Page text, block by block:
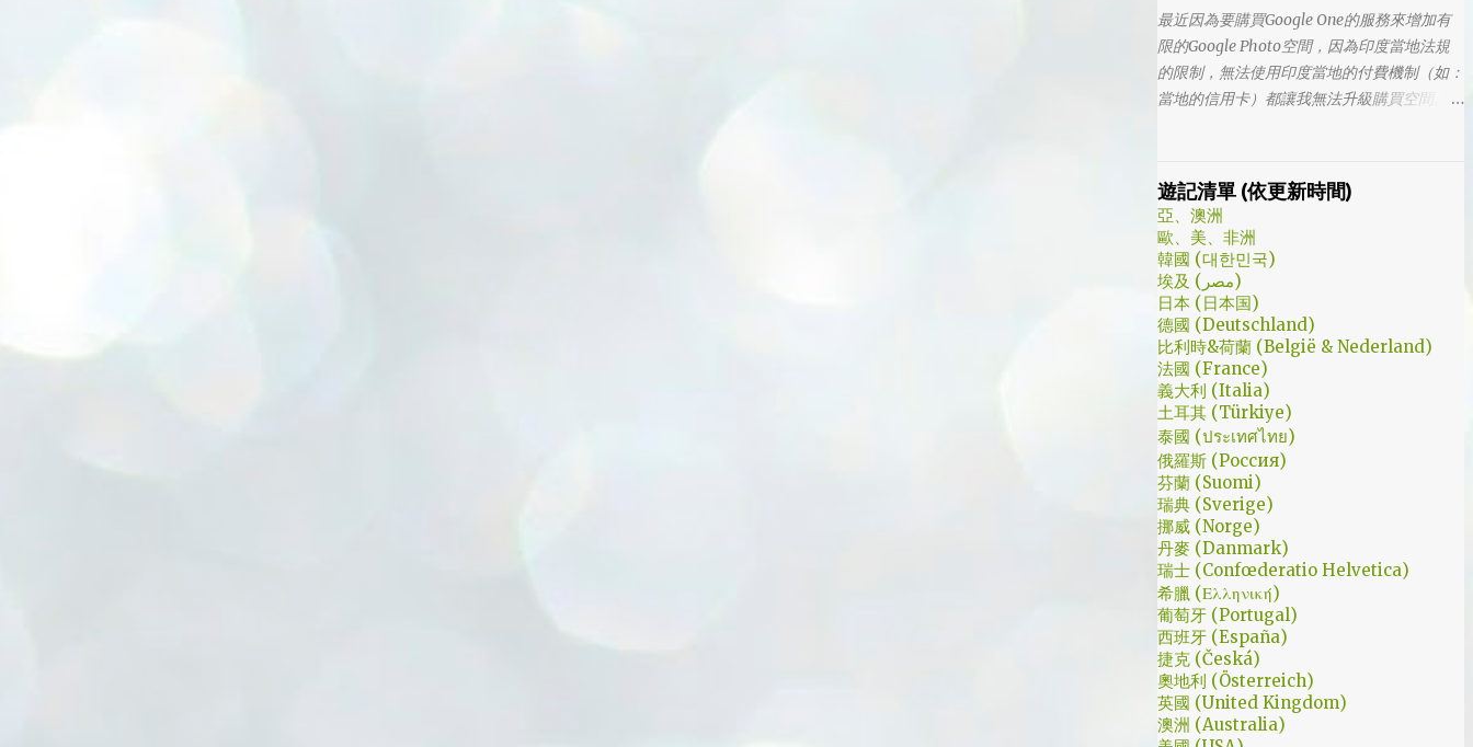
無厘頭的場景和後續開始步入至安的黑暗世
界，讓我好難入戲。 為什麼要作這飄蟲視角?
為什麼要加這些星星? 所以當我推這部戲給朋
友的時候，我和朋友說一定要撐過第一集，過
我還是在劇荒中，再重看第一集，意外的覺得
發現角色們的另外一面。像是大叔上班時原來
是講冷笑話的高手；至安那張毫無感情的臉，
讓人恐懼；另外大叔老婆偷情偷的天經地義，
無負擔，也讓我嚇到。 看這鏡頭有時候都不
知道老婆怎麼會回心轉意。 如同版友們所津
津樂道的，這部劇的細節很多，值得細細品嚐
的對話其實摘錄不完。但對我而言整部劇會燒
了起來，應該是從第四集，大叔把至安找進辦
公室談判開始 - 因為在當下風向完全測不出
來。這太不韓劇了；接著至安把都俊永代表玩
弄掌心的談判…這倒底是怎麼樣風格的劇集，
難倒是推理劇嗎? 但是主角三兄弟與媽媽的鬥
嘴，這不應該是家庭劇嗎? 說到家庭劇，這部
劇我第一個哭點和男女主角無關，而是在大哥
被罵，媽媽放下便當離開，之後對他微笑的那
場戲。然後我知道，我放不下這部劇了。 但
這編劇藥下的好猛，同一集還不肯放手。結尾
細節就不說了，硬是收的漂亮 - 這麼棒的劇才
第四集，不禁讓我倍感期待，也開始每週期待
上演的時間。 還加了Prison Break的梗，剛好
最近因為要購買Google One的服務來增加有
限的Google Photo空間，因為印度當地法規
的限制，無法使用印度當地的付費機制（如：
當地的信用卡）都讓我無法升級購買空間。因
不少，而且還bundle了不少近年常提到的
VPN，像是NordVPN/ Surfshark等…但因為這
些VPN服務都已經沒有免費的試用期了… 在花
了幾個小時試了一下，目前與大家推薦的是
Urban VPN
遊記清單 (依更新時間)
亞、澳洲
歐、美、非洲
韓國 (대한민국)
埃及 (مصر)
日本 (日本国)
德國 (Deutschland)
比利時&荷蘭 (België & Nederland)
法國 (France)
義大利 (Italia)
土耳其 (Türkiye)
泰國 (ประเทศไทย)
俄羅斯 (Россия)
芬蘭 (Suomi)
瑞典 (Sverige)
挪威 (Norge)
丹麥 (Danmark)
瑞士 (Confœderatio Helvetica)
希臘 (Ελληνική)
葡萄牙 (Portugal)
西班牙 (España)
捷克 (Česká)
奧地利 (Österreich)
英國 (United Kingdom)
澳洲 (Australia)